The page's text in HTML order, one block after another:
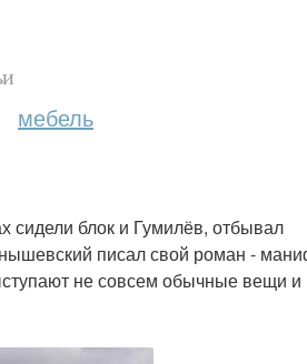
мебель
сидели блок и Гумилёв, отбывал
писал свой роман -
не совсем обычные вещи и